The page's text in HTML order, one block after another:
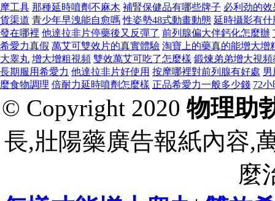
摩工具 那種延時噴劑不麻木 補腎保健品有哪些牌子 必利劲的效
貨渠道 青少年早洩能自愈嗎 性姿勢48式動畫動態 延時攝影有什
發在哪裡 他達拉非片停藥後又反彈了 前列腺偏大伴鈣化怎麼辦
希愛力真假 萬艾可雙效片的真實體驗 淘寶上的藥真的能增大增
大睾丸 增大增粗視頻 雙效萬艾可吃了怎麼樣 鍛煉弟弟增大視頻
長期服用希愛力 他達拉非片好使用 按摩哪裡對前列腺有好處 男
麼食物調理 倍耐力延時噴劑怎麼樣 正品希愛力一般多少錢 72
© Copyright 2020 物理助
長,壯陽藥廣告報紙內容,
麼